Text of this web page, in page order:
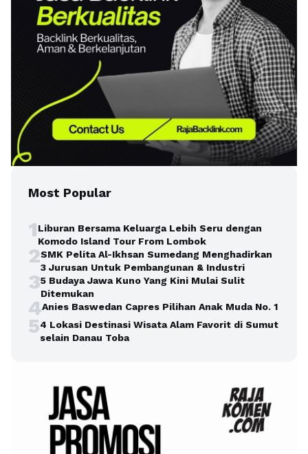
Most Popular
1Liburan Bersama Keluarga Lebih Seru dengan
Komodo Island Tour From Lombok
2SMK Pelita Al-Ikhsan Sumedang Menghadirkan
3 Jurusan Untuk Pembangunan & Industri
35 Budaya Jawa Kuno Yang Kini Mulai Sulit
Ditemukan
4Anies Baswedan Capres Pilihan Anak Muda No. 1
54 Lokasi Destinasi Wisata Alam Favorit di Sumut
selain Danau Toba